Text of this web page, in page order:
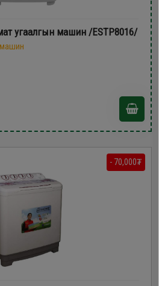
Sharp 8кг хагас автомат угаалгын машин /ESTP8016/
машин
- 70,000₮